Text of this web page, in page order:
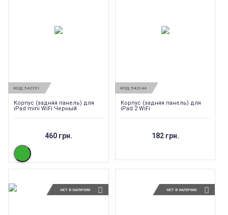
КОД: 542151
Корпус (задняя панель) для
iPad mini WiFi Черный
460 грн.
КОД: 542144
Корпус (задняя панель) для
iPad 2 WiFi
182 грн.
НЕТ В НАЛИЧИИ НЕТ В НАЛИЧИИ